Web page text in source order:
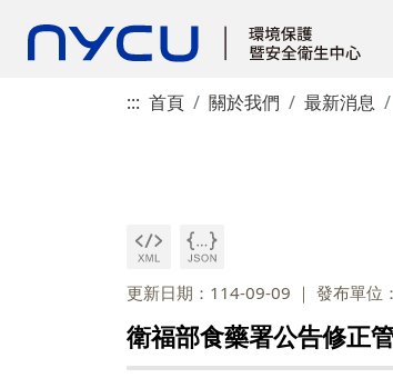
::: 首頁 關於我們 最新消息
更新日期：114-09-09 發布單位
衛福部食藥署公告修正